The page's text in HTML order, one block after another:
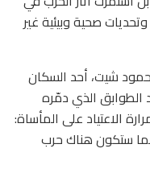
صحية وبيئية غير
حمود شيت، أحد السكان
الطوابق الذي دمّره
الاعتياد على المأساة:
ستكون هناك حرب